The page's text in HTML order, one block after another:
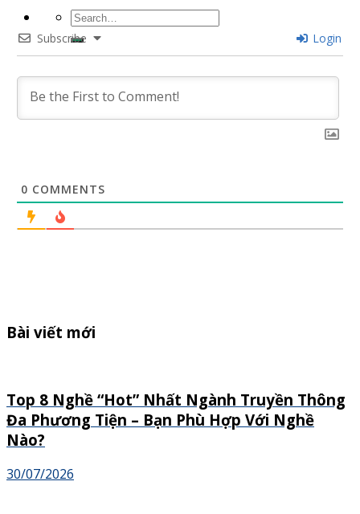
Subscribe Login
0 COMMENTS
Bài viết mới
Top 8 Nghề “Hot” Nhất Ngành Truyền Thông
Đa Phương Tiện – Bạn Phù Hợp Với Nghề
Nào?
30/07/2026